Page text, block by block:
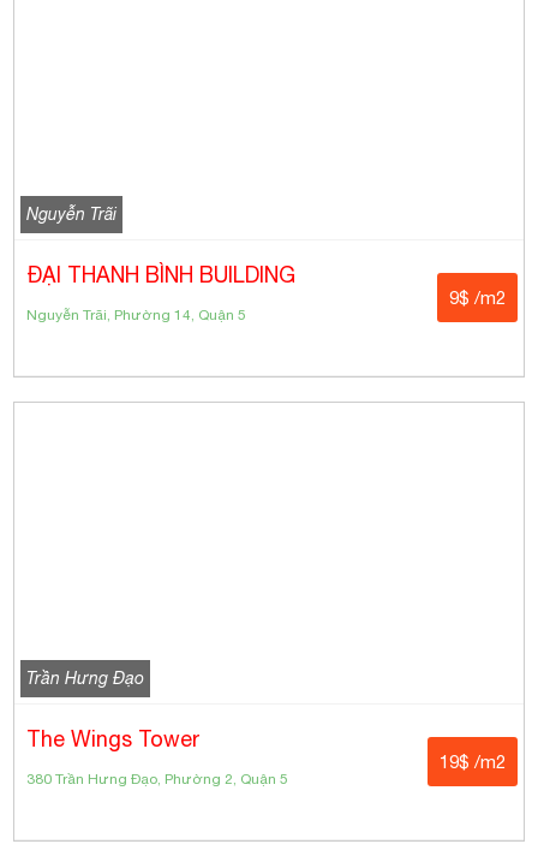
Nguyễn Trãi
ĐẠI THANH BÌNH BUILDING
Nguyễn Trãi, Phường 14, Quận 5
9$ /m2
Trần Hưng Đạo
The Wings Tower
380 Trần Hưng Đạo, Phường 2, Quận 5
19$ /m2